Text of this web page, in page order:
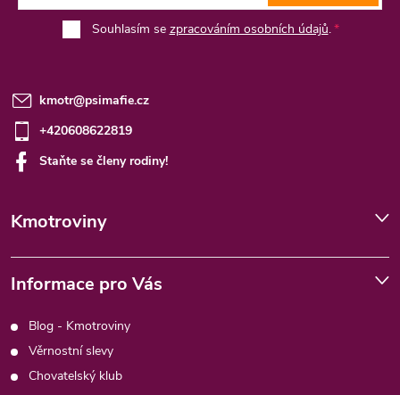
Souhlasím se zpracováním osobních údajů.
kmotr@psimafie.cz
+420608622819
Staňte se členy rodiny!
Kmotroviny
Informace pro Vás
Blog - Kmotroviny
Věrnostní slevy
Chovatelský klub